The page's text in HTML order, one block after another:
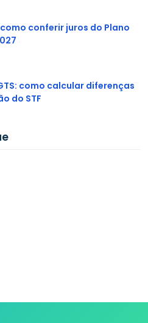
conferir juros do Plano
como calcular diferenças
do STF